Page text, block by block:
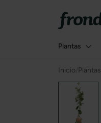
Plantas
Inicio Plantas